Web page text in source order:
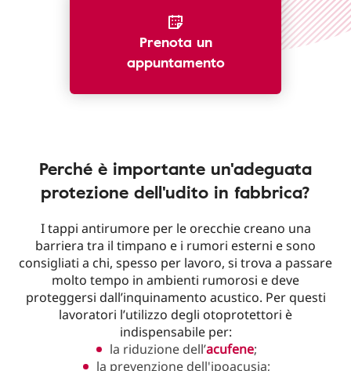
Prenota un
appuntamento
Perché è importante un'adeguata
protezione dell'udito in fabbrica?
I tappi antirumore per le orecchie creano una
barriera tra il timpano e i rumori esterni e sono
consigliati a chi, spesso per lavoro, si trova a passare
molto tempo in ambienti rumorosi e deve
proteggersi dall’inquinamento acustico. Per questi
lavoratori l’utilizzo degli otoprotettori è
indispensabile per:
la riduzione dell’acufene;
la prevenzione dell'ipoacusia;